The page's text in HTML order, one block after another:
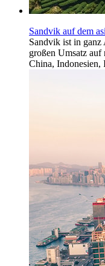
Sandvik auf dem
Sandvik ist in ganz
großen Umsatz auf
China, Indonesien,